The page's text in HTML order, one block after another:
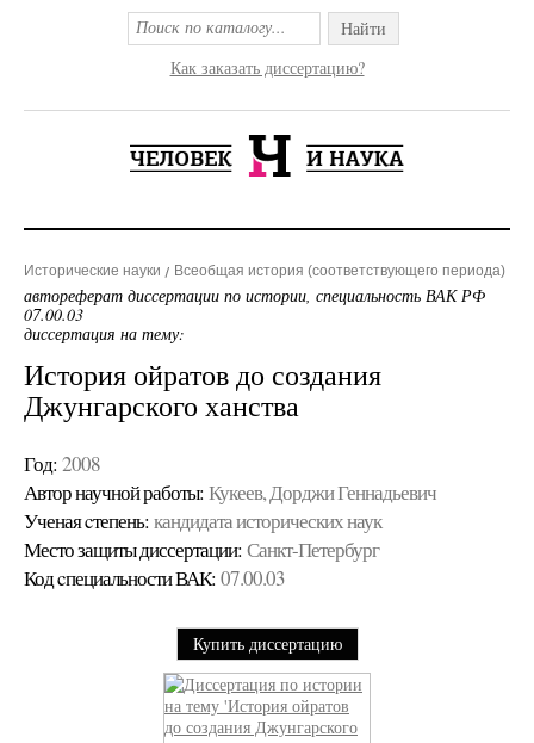
Найти
Как заказать диссертацию?
Исторические науки Всеобщая история (соответствующего периода)
автореферат диссертации по истории, специальность ВАК РФ
07.00.03
диссертация на тему:
История ойратов до создания
Джунгарского ханства
Год: 2008
Автор научной работы: Кукеев, Дорджи Геннадьевич
Ученая cтепень: кандидата исторических наук
Место защиты диссертации: Санкт-Петербург
Код cпециальности ВАК: 07.00.03
Купить диссертацию